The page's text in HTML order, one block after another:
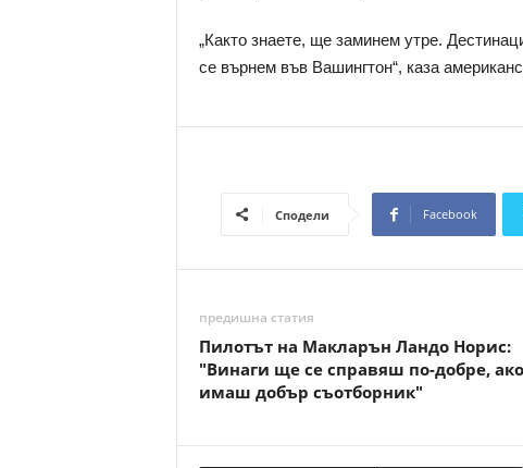
„Както знаете, ще заминем утре.
се върнем във Вашингтон“, каза
Сподели Facebook
предишна статия
Пилотът на Макларън Ландо Норис:
"Винаги ще се справяш по-добре, ако
имаш добър съотборник"